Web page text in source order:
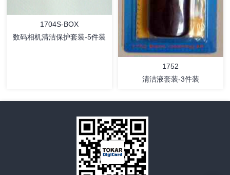
详情
1704S-BOX
数码相机清洁保护套装-5件装
1752
清洁液套装-3件装